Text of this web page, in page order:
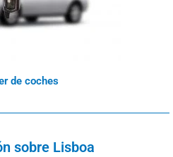
de coches
sobre Lisboa